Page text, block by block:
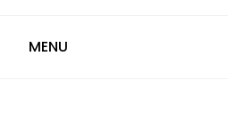
MENU